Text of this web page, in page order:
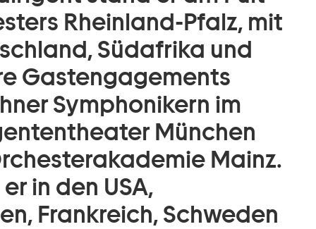
Rheinland-Pfalz, mit
Südafrika und
Gastengagements
Symphonikern im
München
Mainz.
in den USA,
Frankreich, Schweden